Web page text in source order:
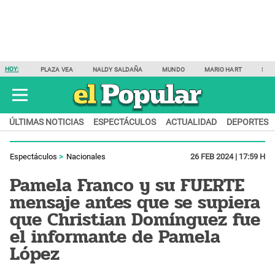
HOY: PLAZA VEA NALDY SALDAÑA MUNDO MARIO HART
ÚLTIMAS NOTICIAS ESPECTÁCULOS ACTUALIDAD DEPORTES
Espectáculos Nacionales 26 FEB 2024 | 17:59 H
Pamela Franco y su FUERTE
mensaje antes que se supiera
que Christian Domínguez fue
el informante de Pamela
López